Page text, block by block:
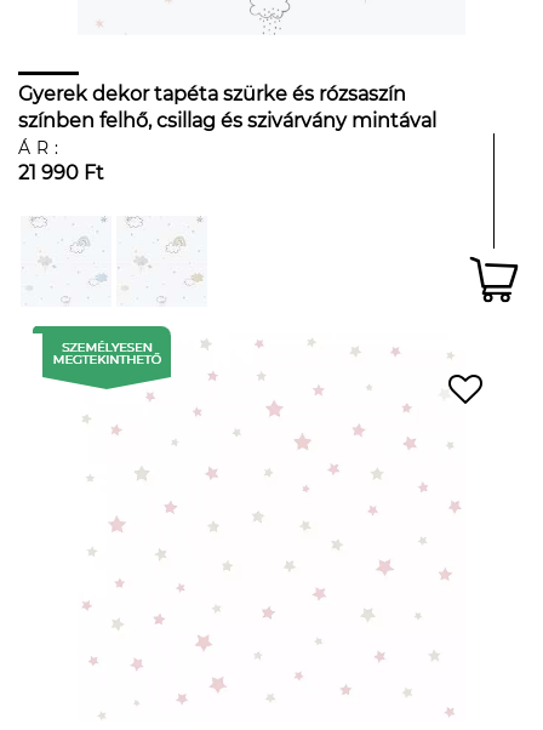
Gyerek dekor tapéta szürke és rózsaszín
színben felhő, csillag és szivárvány mintával
ÁR:
21 990 Ft